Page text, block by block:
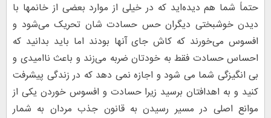
حتماً شما هم دیده‌اید که در خیلی از موارد بعضی از خانمها با
دیدن خوشبختی دیگران حس حسادت شان تحریک می‌شود و
افسوس می‌خورند که کاش جای آنها بودند اما باید بدانید که
احساس حسادت فقط به خودتان ضربه می‌زند و باعث ناامیدی و
بی انگیزگی شما می شود و اجازه نمی دهد که در زندگی پیشرفت
کنید و به اهدافتان برسید زیرا حسادت و افسوس خوردن یکی از
موانع اصلی در مسیر رسیدن به قانون جذب مردان به شمار